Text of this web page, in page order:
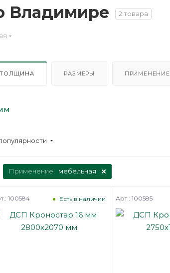
Владимире 2 товара
ТОЛЩИНА РАЗМЕРЫ ПРИМЕНЕНИЕ
Применение: мебельная
Есть в наличии
100584 Арт.: 100585